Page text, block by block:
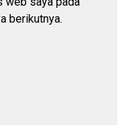
berikutnya.